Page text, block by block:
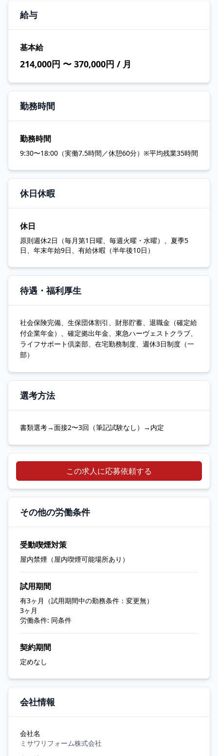
給与
基本給
214,000円 〜 370,000円 / 月
勤務時間
勤務時間
9:30〜18:00（実働7.5時間／休憩60分）※平均残業35時間
休日休暇
休日
原則週休2日（毎月第1日曜、毎週火曜・水曜）、夏季5
日、年末年始9日、有給休暇（半年後10日）
待遇・福利厚生
社会保険完備、生保団体割引、財形貯蓄、退職金（確定給
付企業年金）、確定拠出年金、東急ハーヴェストクラブ、
ライフサポート倶楽部、在宅勤務制度、週休3日制度（一
部）
選考方法
書類選考→面接2〜3回（筆記試験なし）→内定
この求人に応募依頼する
その他の労働条件
受動喫煙対策
屋内禁煙（屋内喫煙可能場所あり）
試用期間
有3ヶ月（試用期間中の勤務条件：変更無）
3ヶ月
労働条件: 同条件
契約期間
定めなし
会社情報
会社名
ミサワリフォーム株式会社